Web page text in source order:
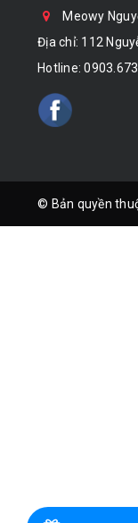
Meowy
Địa chỉ: 112
Hotline:
© Bản quyền